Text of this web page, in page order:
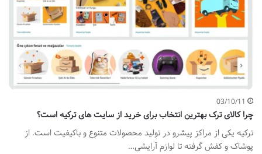
03/10/11
چرا کالای ترک بهترین انتخاب برای خرید از سایت های ترکیه است؟
ترکیه یکی از مراکز پیشرو در تولید محصولات متنوع و باکیفیت است. از
پوشاک و کفش گرفته تا لوازم آرایشی…